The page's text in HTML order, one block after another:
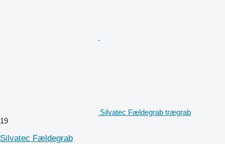
Silvatec Fældegrab trægrab
19
Silvatec Fældegrab